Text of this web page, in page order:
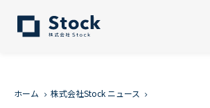
ホーム
株式会社Stock ニュース